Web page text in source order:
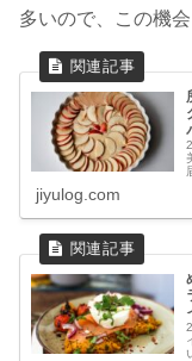
多いので、この機
jiyulog.com